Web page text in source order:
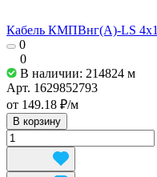
Кабель КМПВнг(А)-LS 4х1
0
0
В наличии: 214824 м
Арт. 1629852793
от 149.18 ₽/м
В корзину